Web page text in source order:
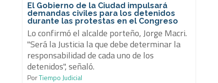
El Gobierno de la Ciudad impulsará
demandas civiles para los detenidos
durante las protestas en el Congreso
Lo confirmó el alcalde porteño, Jorge Macri.
"Será la Justicia la que debe determinar la
responsabilidad de cada uno de los
detenidos", señaló.
PorTiempo Judicial